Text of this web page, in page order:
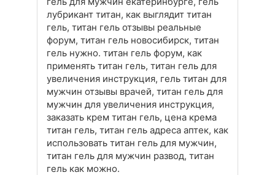
лубрикант титан, как выглядит титан
гель, титан гель отзывы реальные
форум, титан гель новосибирск, титан
гель нужно. титан гель форум, как
применять титан гель, титан гель для
увеличения инструкция, гель титан для
мужчин отзывы врачей, титан гель для
мужчин для увеличения инструкция,
заказать крем титан гель, цена крема
титан гель, титан гель адреса аптек, как
использовать титан гель для мужчин,
титан гель для мужчин развод, титан
гель как можно.